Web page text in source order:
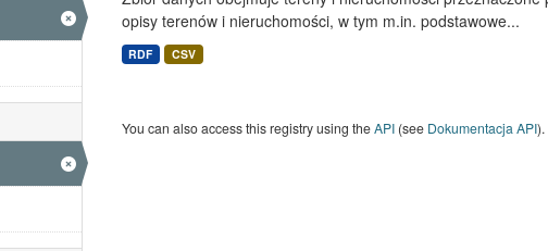
opisy terenów i nieruchomości, w tym m.in. podstawowe...
RDF CSV
You can also access this registry using theAPI(see Dokumentacja API).